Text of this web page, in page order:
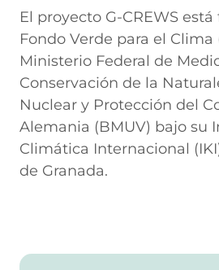
El proyecto G-CREWS
Fondo Verde para el Clima
Ministerio Federal de
Conservación de la
Nuclear y Protección del
Alemania (BMUV) bajo su
Climática Internacional
de Granada.